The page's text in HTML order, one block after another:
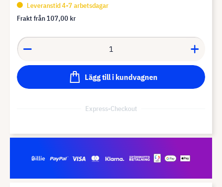
Leveranstid 4-7 arbetsdagar
Frakt från 107,00 kr
Lägg till i kundvagnen
Express-Checkout